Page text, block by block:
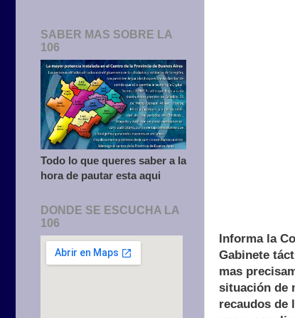
Informa la
Gabinete
mas
situación de
recaudos de
SABER MAS SOBRE LA
106
Todo lo que queres saber a la
hora de pautar esta aqui
DONDE SE ESCUCHA LA
106